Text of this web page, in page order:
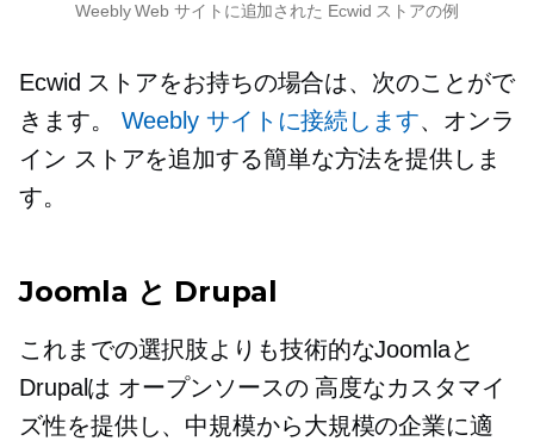
Weebly Web サイトに追加された Ecwid ストアの例
Ecwid ストアをお持ちの場合は、次のことがで
きます。 Weebly サイトに接続します、オンラ
イン ストアを追加する簡単な方法を提供しま
す。
Joomla と Drupal
これまでの選択肢よりも技術的なJoomlaと
Drupalは オープンソースの 高度なカスタマイ
ズ性を提供し、中規模から大規模の企業に適